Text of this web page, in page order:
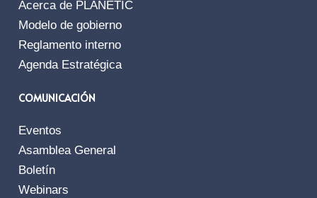
Acerca de PLANETIC
Modelo de gobierno
Reglamento interno
Agenda Estratégica
COMUNICACIÓN
Eventos
Asamblea General
Boletín
Webinars